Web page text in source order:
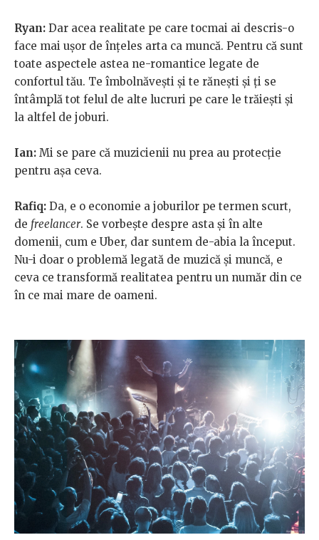
Ryan: Dar acea realitate pe care tocmai ai descris-o
face mai ușor de înțeles arta ca muncă. Pentru că sunt
toate aspectele astea ne-romantice legate de
confortul tău. Te îmbolnăvești și te rănești și ți se
întâmplă tot felul de alte lucruri pe care le trăiești și
la altfel de joburi.
Ian: Mi se pare că muzicienii nu prea au protecție
pentru așa ceva.
Rafiq: Da, e o economie a joburilor pe termen scurt,
de freelancer. Se vorbește despre asta și în alte
domenii, cum e Uber, dar suntem de-abia la început.
Nu-i doar o problemă legată de muzică și muncă, e
ceva ce transformă realitatea pentru un număr din ce
în ce mai mare de oameni.